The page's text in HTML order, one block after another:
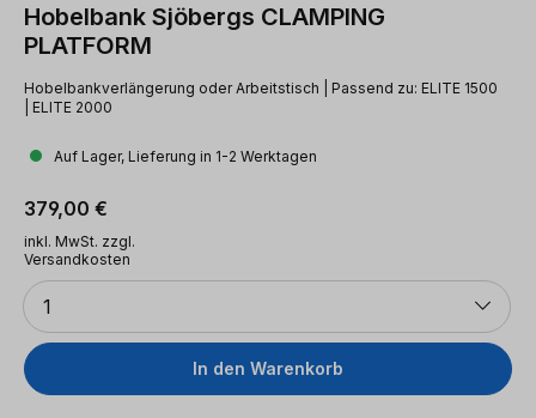
Hobelbank Sjöbergs CLAMPING
PLATFORM
Hobelbankverlängerung oder Arbeitstisch | Passend zu: ELITE 1500
| ELITE 2000
Auf Lager, Lieferung in 1-2 Werktagen
Regulärer Preis:
379,00 €
inkl. MwSt. zzgl.
Versandkosten
Anzahl
1
In den Warenkorb